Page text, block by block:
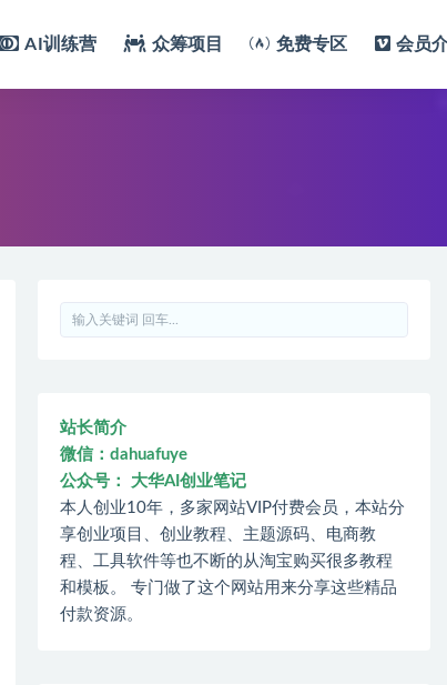
AI训练营 众筹项目 免费专区 会员
站长简介
微信：dahuafuye
公众号： 大华AI创业笔记
本人创业10年，多家网站VIP付费会员，本站分
享创业项目、创业教程、主题源码、电商教
程、工具软件等也不断的从淘宝购买很多教程
和模板。 专门做了这个网站用来分享这些精品
付款资源。